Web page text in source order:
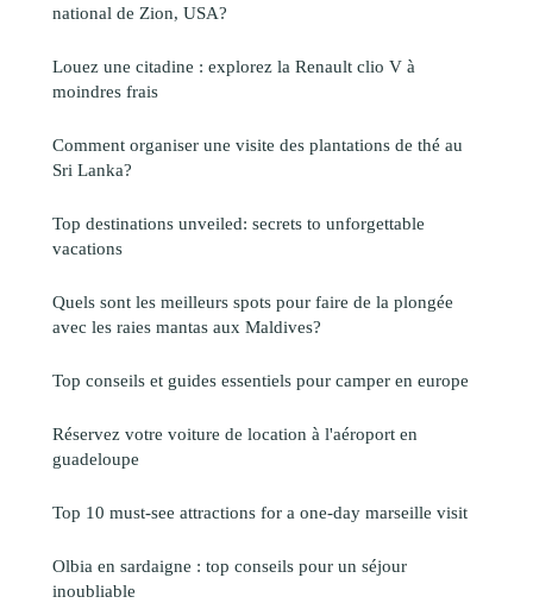
national de Zion, USA?
Louez une citadine : explorez la Renault clio V à
moindres frais
Comment organiser une visite des plantations de thé au
Sri Lanka?
Top destinations unveiled: secrets to unforgettable
vacations
Quels sont les meilleurs spots pour faire de la plongée
avec les raies mantas aux Maldives?
Top conseils et guides essentiels pour camper en europe
Réservez votre voiture de location à l'aéroport en
guadeloupe
Top 10 must-see attractions for a one-day marseille visit
Olbia en sardaigne : top conseils pour un séjour
inoubliable